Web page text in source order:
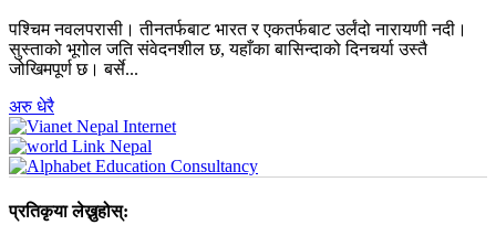
पश्चिम नवलपरासी। तीनतर्फबाट भारत र एकतर्फबाट उर्लंदो नारायणी नदी।
सुस्ताको भूगोल जति संवेदनशील छ, यहाँका बासिन्दाको दिनचर्या उस्तै
जोखिमपूर्ण छ। बर्से...
अरु धेरै
प्रतिकृया लेख्नुहोस्: